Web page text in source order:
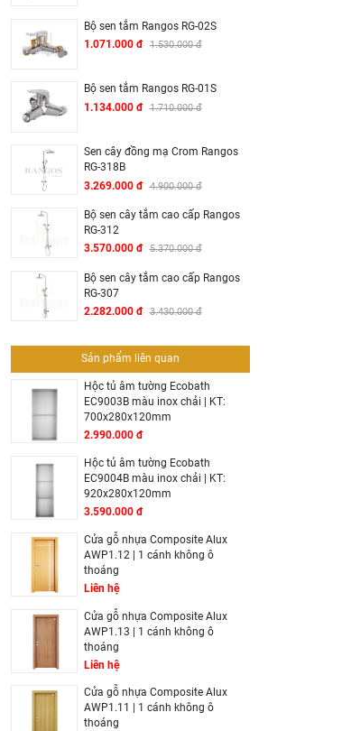
Bộ sen tắm Rangos RG-02S
1.071.000 đ 1.530.000 đ
Bộ sen tắm Rangos RG-01S
1.134.000 đ 1.710.000 đ
Sen cây đồng mạ Crom Rangos
RG-318B
3.269.000 đ 4.900.000 đ
Bộ sen cây tắm cao cấp Rangos
RG-312
3.570.000 đ 5.370.000 đ
Bộ sen cây tắm cao cấp Rangos
RG-307
2.282.000 đ 3.430.000 đ
Sản phẩm liên quan
Hộc tủ âm tường Ecobath
EC9003B màu inox chải | KT:
700x280x120mm
2.990.000 đ
Hộc tủ âm tường Ecobath
EC9004B màu inox chải | KT:
920x280x120mm
3.590.000 đ
Cửa gỗ nhựa Composite Alux
AWP1.12 | 1 cánh không ô
thoáng
Liên hệ
Cửa gỗ nhựa Composite Alux
AWP1.13 | 1 cánh không ô
thoáng
Liên hệ
Cửa gỗ nhựa Composite Alux
AWP1.11 | 1 cánh không ô
thoáng